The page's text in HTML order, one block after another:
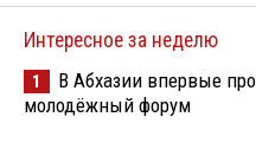
Интересное за неделю
1
В Абхазии впервые
молодёжный форум